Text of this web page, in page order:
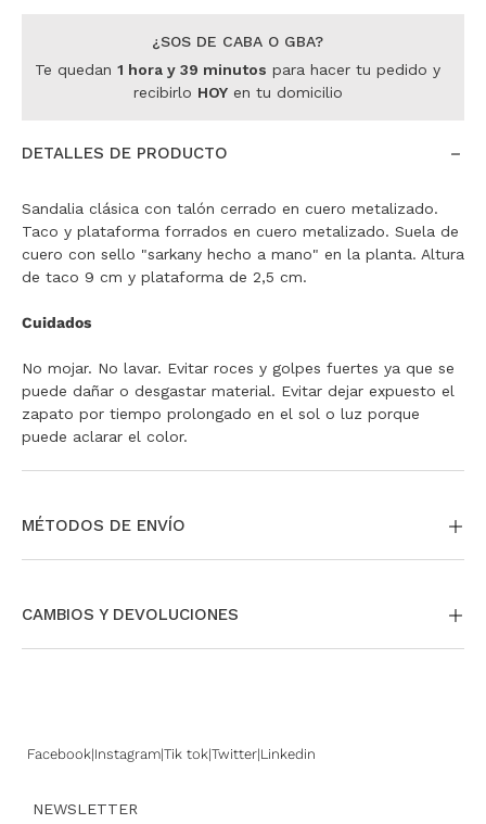
36 Agotado
37
39
¿SOS DE CABA O GBA?
Te quedan 1 hora y 39 minutos para hacer tu pedido y
recibirlo HOYen tu domicilio
DETALLES DE PRODUCTO
Sandalia clásica con talón cerrado en cuero metalizado.
Taco y plataforma forrados en cuero metalizado. Suela de
cuero con sello "sarkany hecho a mano" en la planta. Altura
de taco 9 cm y plataforma de 2,5 cm.
Cuidados
No mojar. No lavar. Evitar roces y golpes fuertes ya que se
puede dañar o desgastar material. Evitar dejar expuesto el
zapato por tiempo prolongado en el sol o luz porque
puede aclarar el color.
MÉTODOS DE ENVÍO
También podésretirar en nuestras tiendas sin cargo.
CAMBIOS Y DEVOLUCIONES
Facebook Instagram Tik tok Twitter Linkedin
NEWSLETTER